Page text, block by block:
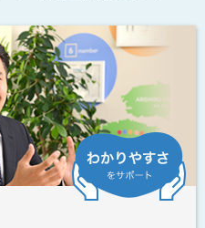
わかりやすさを
サポート